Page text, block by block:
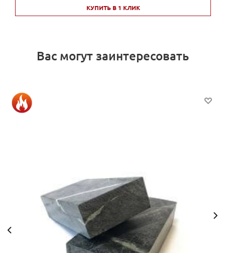
КУПИТЬ В 1 КЛИК
Вас могут заинтересовать